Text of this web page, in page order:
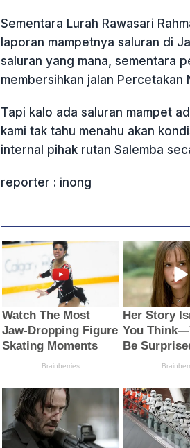
Sementara Lurah Rawasari
laporan mampetnya saluran di
saluran yang mana, sementara
membersihkan jalan
Tapi kalo ada saluran mampet
kami tak tahu menahu akan
internal pihak rutan Salemba
reporter : inong